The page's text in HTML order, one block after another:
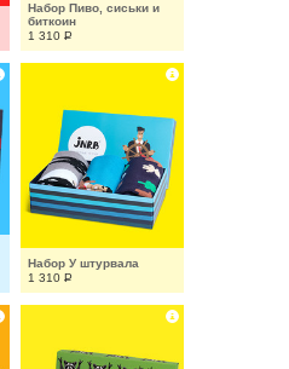
Набор Пиво, сиськи и
биткоин
1 310 Р
Набор У штурвала
1 310 Р